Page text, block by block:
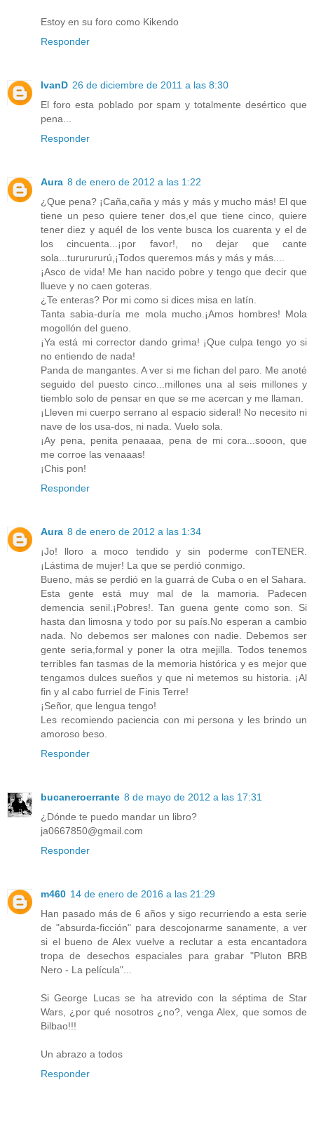
Estoy en su foro como Kikendo
Responder
IvanD 26 de diciembre de 2011 a las 8:30
El foro esta poblado por spam y totalmente desértico que
pena...
Responder
Aura 8 de enero de 2012 a las 1:22
¿Que pena? ¡Caña,caña y más y más y mucho más! El que
tiene un peso quiere tener dos,el que tiene cinco, quiere
tener diez y aquél de los vente busca los cuarenta y el de
los cincuenta...¡por favor!, no dejar que cante
sola...tururururú,¡Todos queremos más y más y más....
¡Asco de vida! Me han nacido pobre y tengo que decir que
llueve y no caen goteras.
¿Te enteras? Por mi como si dices misa en latín.
Tanta sabia-duría me mola mucho.¡Amos hombres! Mola
mogollón del gueno.
¡Ya está mi corrector dando grima! ¡Que culpa tengo yo si
no entiendo de nada!
Panda de mangantes. A ver si me fichan del paro. Me anoté
seguido del puesto cinco...millones una al seis millones y
tiemblo solo de pensar en que se me acercan y me llaman.
¡Lleven mi cuerpo serrano al espacio sideral! No necesito ni
nave de los usa-dos, ni nada. Vuelo sola.
¡Ay pena, penita penaaaa, pena de mi cora...sooon, que
me corroe las venaaas!
¡Chis pon!
Responder
Aura 8 de enero de 2012 a las 1:34
¡Jo! lloro a moco tendido y sin poderme conTENER.
¡Lástima de mujer! La que se perdió conmigo.
Bueno, más se perdió en la guarrá de Cuba o en el Sahara.
Esta gente está muy mal de la mamoria. Padecen
demencia senil.¡Pobres!. Tan guena gente como son. Si
hasta dan limosna y todo por su país.No esperan a cambio
nada. No debemos ser malones con nadie. Debemos ser
gente seria,formal y poner la otra mejilla. Todos tenemos
terribles fan tasmas de la memoria histórica y es mejor que
tengamos dulces sueños y que ni metemos su historia. ¡Al
fin y al cabo furriel de Finis Terre!
¡Señor, que lengua tengo!
Les recomiendo paciencia con mi persona y les brindo un
amoroso beso.
Responder
bucaneroerrante 8 de mayo de 2012 a las 17:31
¿Dónde te puedo mandar un libro?
ja0667850@gmail.com
Responder
m460 14 de enero de 2016 a las 21:29
Han pasado más de 6 años y sigo recurriendo a esta serie
de "absurda-ficción" para descojonarme sanamente, a ver
si el bueno de Alex vuelve a reclutar a esta encantadora
tropa de desechos espaciales para grabar "Pluton BRB
Nero - La película"...
Si George Lucas se ha atrevido con la séptima de Star
Wars, ¿por qué nosotros ¿no?, venga Alex, que somos de
Bilbao!!!
Un abrazo a todos
Responder